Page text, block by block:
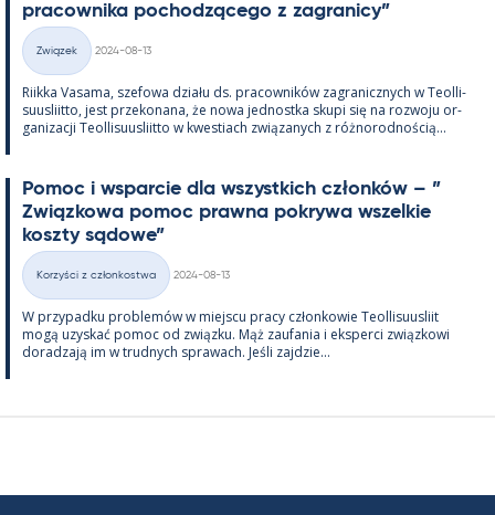
pracow­nika poc­hodzącego z za­gra­nicy”
Kategorie
Związek
2024-08-13
Riikka Va­sama, sze­fowa działu ds. pracow­ników za­gra­nicz­nych w Teol­li­
suus­liitto, jest prze­ko­nana, że nowa jed­nostka skupi się na rozwoju or­
ga­nizacji Teol­li­suus­liitto w kwes­tiach związa­nych z róż­no­rod­nością...
Po­moc i ws­parcie dla wszyst­kich członków – ”
Związ­kowa po­moc prawna pok­rywa wszel­kie
koszty są­dowe”
Kategorie
Korzyści z członkostwa
2024-08-13
W przy­padku problemów w miejscu pracy człon­kowie Teol­li­suus­liit
mogą uzys­kać po­moc od związku. Mąż zau­fa­nia i eks­perci związ­kowi
do­radzają im w trud­nych sprawach. Jeśli zajdzie...